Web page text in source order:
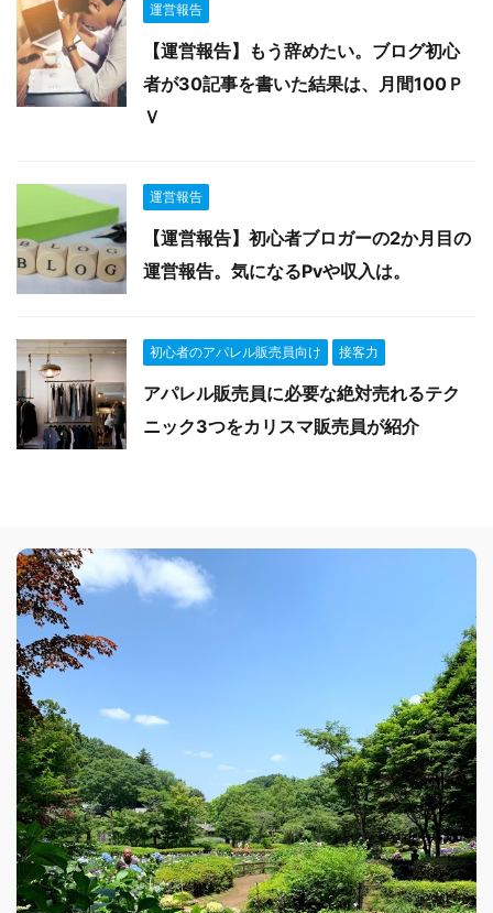
運営報告
【運営報告】もう辞めたい。ブログ初心
者が30記事を書いた結果は、月間100Ｐ
Ｖ
運営報告
【運営報告】初心者ブロガーの2か月目の
運営報告。気になるPvや収入は。
初心者のアパレル販売員向け 接客力
アパレル販売員に必要な絶対売れるテク
ニック3つをカリスマ販売員が紹介